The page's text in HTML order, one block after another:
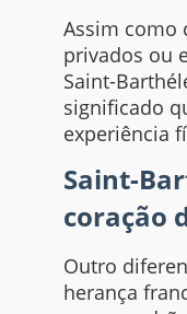
Assim como
privados ou
Saint-
significado
experiência
Saint-
coração
Outro
herança